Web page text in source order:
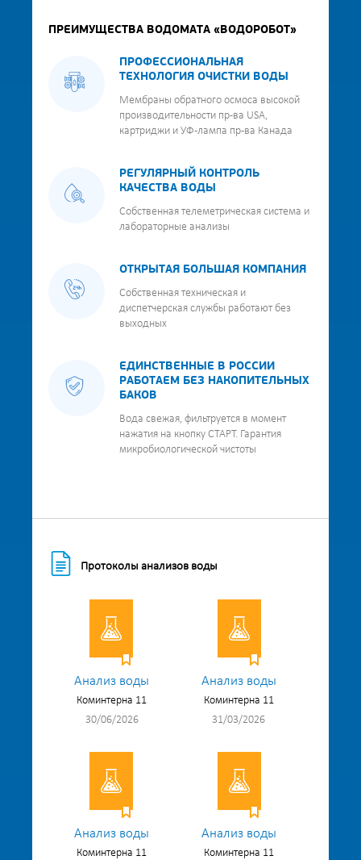
ПРЕИМУЩЕСТВА ВОДОМАТА «ВОДОРОБОТ»
ПРОФЕССИОНАЛЬНАЯ
ТЕХНОЛОГИЯ ОЧИСТКИ ВОДЫ
Мембраны обратного осмоса высокой
производительности пр-ва USA,
картриджи и УФ-лампа пр-ва Канада
РЕГУЛЯРНЫЙ КОНТРОЛЬ
КАЧЕСТВА ВОДЫ
Собственная телеметрическая система и
лабораторные анализы
ОТКРЫТАЯ БОЛЬШАЯ КОМПАНИЯ
Собственная техническая и
диспетчерская службы работают без
выходных
ЕДИНСТВЕННЫЕ В РОССИИ
РАБОТАЕМ БЕЗ НАКОПИТЕЛЬНЫХ
БАКОВ
Вода свежая, фильтруется в момент
нажатия на кнопку СТАРТ. Гарантия
микробиологической чистоты
Протоколы анализов воды
Анализ воды
Коминтерна 11
30/06/2026
Анализ воды
Коминтерна 11
31/03/2026
Анализ воды
Коминтерна 11
Анализ воды
Коминтерна 11